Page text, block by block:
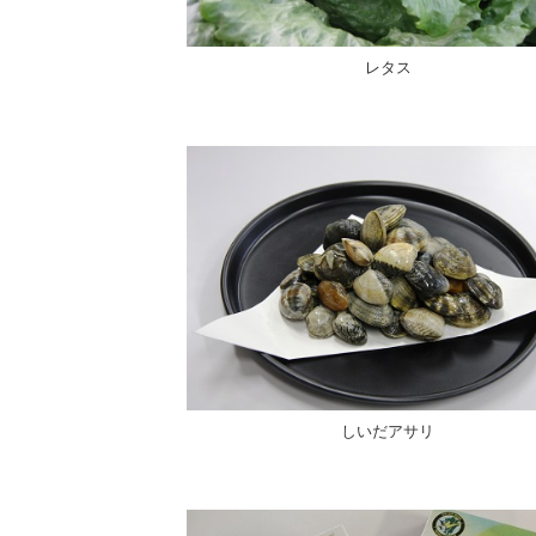
レタス
しいだアサリ